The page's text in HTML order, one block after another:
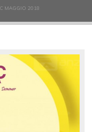
MAGGIO 2018